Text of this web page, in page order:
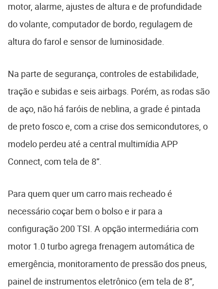
motor, alarme, ajustes de altura e de profundidade
do volante, computador de bordo, regulagem de
altura do farol e sensor de luminosidade.
Na parte de segurança, controles de estabilidade,
tração e subidas e seis airbags. Porém, as rodas são
de aço, não há faróis de neblina, a grade é pintada
de preto fosco e, com a crise dos semicondutores, o
modelo perdeu até a central multimídia APP
Connect, com tela de 8”.
Para quem quer um carro mais recheado é
necessário coçar bem o bolso e ir para a
configuração 200 TSI. A opção intermediária com
motor 1.0 turbo agrega frenagem automática de
emergência, monitoramento de pressão dos pneus,
painel de instrumentos eletrônico (em tela de 8”,